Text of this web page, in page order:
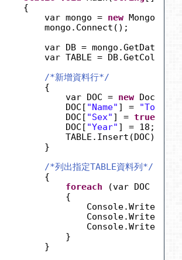
{
var mongo = new Mongo(
mongo.Connect();
var DB =
var TABLE =
/*新增資料行*/
{
var DOC = new
DOC[ "Name" ] = "Tom"
DOC[ "Sex" ] = true
DOC[ "Year" ] = 18;
TABLE.Insert(DOC);
}
/*列出指定TABLE資料列*/
{
foreach
(var DOC
{
}
}